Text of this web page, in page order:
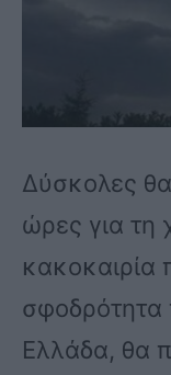
Δύσκολες θα
ώρες για
κακοκαιρία
σφοδρότητα
Ελλάδα, θα